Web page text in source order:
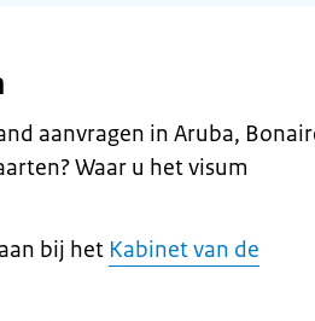
aanvragen in Aruba,
Waar u het visum
bij het Kabinet van de